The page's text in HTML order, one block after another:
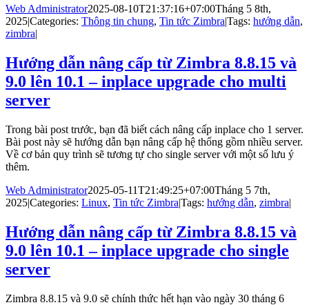
Web Administrator2025-08-10T21:37:16+07:00Tháng 5 8th,
2025|Categories: Thông tin chung, Tin tức Zimbra|Tags: hướng dẫn,
zimbra|
Hướng dẫn nâng cấp từ Zimbra 8.8.15 và
9.0 lên 10.1 – inplace upgrade cho multi
server
Trong bài post trước, bạn đã biết cách nâng cấp inplace cho 1 server.
Bài post này sẽ hướng dẫn bạn nâng cấp hệ thống gồm nhiều server.
Về cơ bản quy trình sẽ tương tự cho single server với một số lưu ý
thêm.
Web Administrator2025-05-11T21:49:25+07:00Tháng 5 7th,
2025|Categories: Linux, Tin tức Zimbra|Tags: hướng dẫn, zimbra|
Hướng dẫn nâng cấp từ Zimbra 8.8.15 và
9.0 lên 10.1 – inplace upgrade cho single
server
Zimbra 8.8.15 và 9.0 sẽ chính thức hết hạn vào ngày 30 tháng 6